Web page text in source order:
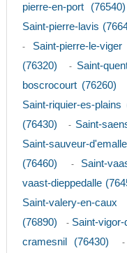
pierre-en-port (76540)
Saint-pierre-lavis
- Saint-pierre-le-
(76320)
- Saint-
boscrocourt (76260)
Saint-riquier-es-plains
(76430)
- Saint-
Saint-sauveur-
(76460)
- Saint-
vaast-dieppedalle
Saint-valery-en-caux
(76890)
- Saint-
cramesnil (76430)
-